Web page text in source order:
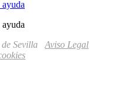
Sevilla Aviso Legal